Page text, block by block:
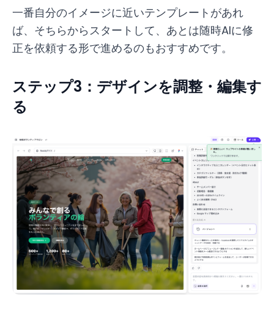
一番自分のイメージに近いテンプレートがあれ
ば、そちらからスタートして、あとは随時AIに修
正を依頼する形で進めるのもおすすめです。
ステップ3：デザインを調整・編集す
る